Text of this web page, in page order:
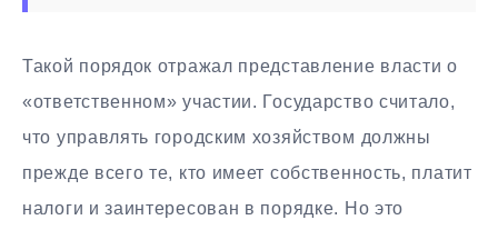
Такой порядок отражал представление власти о
«ответственном» участии. Государство считало,
что управлять городским хозяйством должны
прежде всего те, кто имеет собственность, платит
налоги и заинтересован в порядке. Но это